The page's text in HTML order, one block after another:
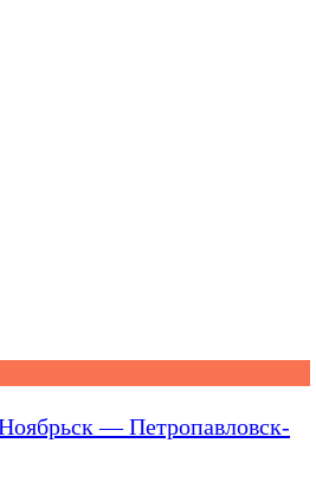
— Петропавловск-